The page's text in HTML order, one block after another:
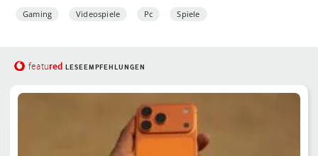
Gaming Videospiele Pc Spiele
featured LESEEMPFEHLUNGEN